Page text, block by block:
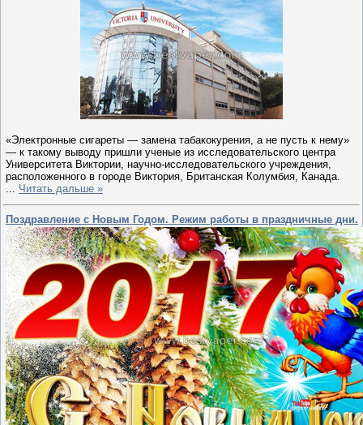
«Электронные сигареты — замена табакокурения, а не пусть к нему»
— к такому выводу пришли ученые из исследовательского центра
Университета Виктории, научно-исследовательского учреждения,
расположенного в городе Виктория, Британская Колумбия, Канада.
... Читать дальше »
Поздравление с Новым Годом. Режим работы в праздничные дни.